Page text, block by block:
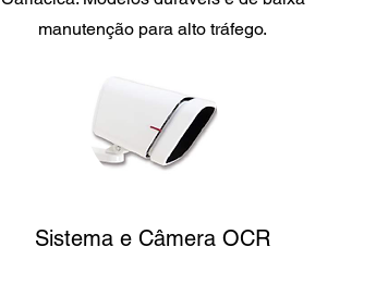
manutenção para alto tráfego.
Sistema e Câmera OCR